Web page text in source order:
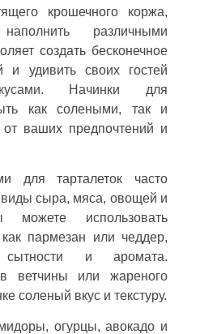
крошечного коржа,
различными
создать бесконечное
и удивить своих гостей
Начинки для
как солеными, так и
ваших предпочтений и
для тарталеток часто
сыра, мяса, овощей и
можете использовать
пармезан или чеддер,
и аромата.
ветчины или жареного
соленый вкус и текстуру.
огурцы, авокадо и